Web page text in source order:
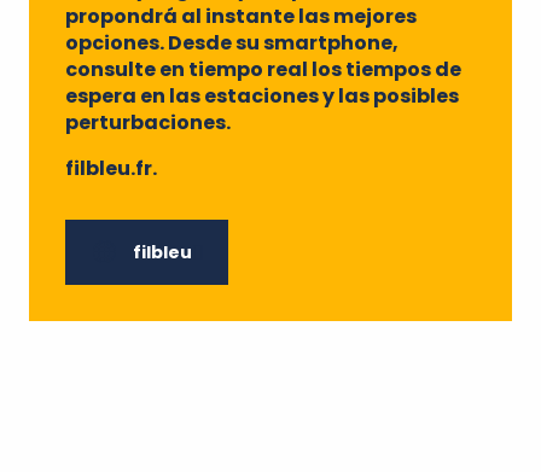
propondrá al instante las mejores
opciones. Desde su smartphone,
consulte en tiempo real los tiempos de
espera en las estaciones y las posibles
perturbaciones.
filbleu.fr.
filbleu